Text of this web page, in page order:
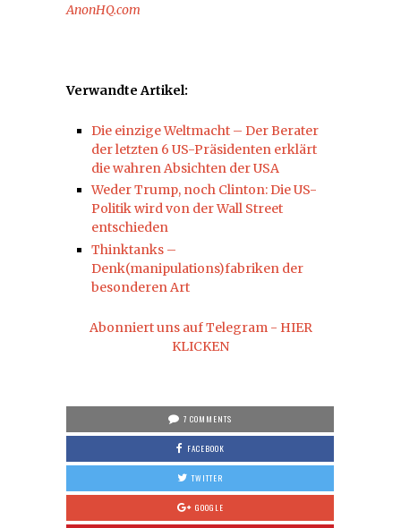
AnonHQ.com
Verwandte Artikel:
Die einzige Weltmacht – Der Berater
der letzten 6 US-Präsidenten erklärt
die wahren Absichten der USA
Weder Trump, noch Clinton: Die US-
Politik wird von der Wall Street
entschieden
Thinktanks –
Denk(manipulations)fabriken der
besonderen Art
Abonniert uns auf Telegram - HIER
KLICKEN
7 COMMENTS
FACEBOOK
TWITTER
GOOGLE